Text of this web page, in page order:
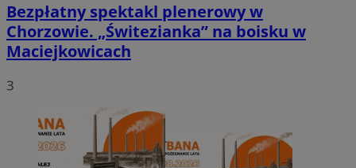
Bezpłatny spektakl plenerowy w
Chorzowie. „Świtezianka” na boisku w
Maciejkowicach
3